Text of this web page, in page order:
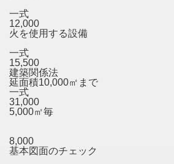
一式
12,000
火を使用する設備
一式
15,500
建築関係法
延面積10,000㎡まで
一式
31,000
5,000㎡毎
8,000
基本図面のチェック